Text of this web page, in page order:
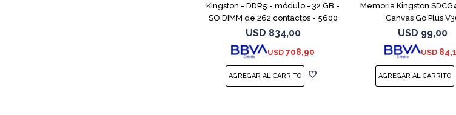
Kingston - DDR5 - módulo - 32 GB -
SO DIMM de 262 contactos - 5600
MT/s / PC5-44800 - CL46 - 1.1 V -
sin búfer - no ECC
USD 834,00
USD 708,90
Memoria Kingston
Canvas Go Plus
USD 99,00
USD